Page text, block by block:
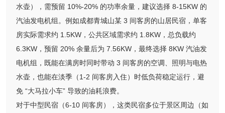
水壶），需预留 10%-20% 的功率余量，建议选择 8-15KW 的
汽油发电机组。例如成都青城山某 3 间客房的山居民宿，单客
房实际需求约 1.5KW，公共区域需求约 1.8KW，总负载约
6.3KW，预留 20% 余量后为 7.56KW，最终选择 8KW 汽油发
电机组，既能在满房时同时带动 3 间客房的空调、照明与电热
水壶，也能在淡季（1-2 间客房入住）时低负荷稳定运行，避
免 “大马拉小车” 导致的油耗浪费。
对于中型民宿（6-10 间客房），这类民宿多位于景区周边（如